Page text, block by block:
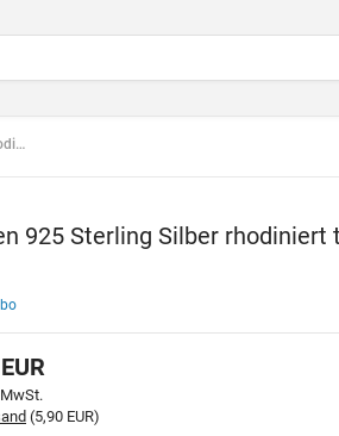
925 Sterling Silber
EUR
(5,90 EUR)